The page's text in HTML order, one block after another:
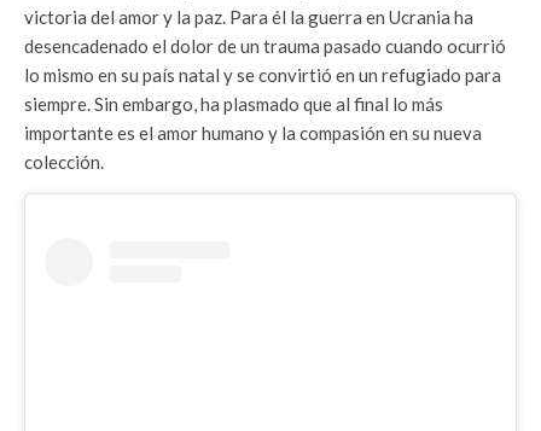
victoria del amor y la paz. Para él la guerra en Ucrania ha
desencadenado el dolor de un trauma pasado cuando ocurrió
lo mismo en su país natal y se convirtió en un refugiado para
siempre. Sin embargo, ha plasmado que al final lo más
importante es el amor humano y la compasión en su nueva
colección.